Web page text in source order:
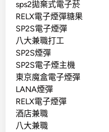
sps2拋棄式電子菸
RELX電子煙彈糖果
SP2S電子煙彈
八大兼職打工
SP2S煙彈
SP2S電子煙主機
東京魔盒電子煙彈
LANA煙彈
RELX電子煙彈
酒店兼職
八大兼職